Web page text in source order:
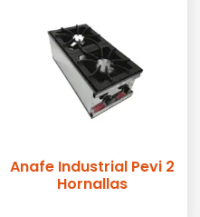
Anafe Industrial Pevi 2
Hornallas